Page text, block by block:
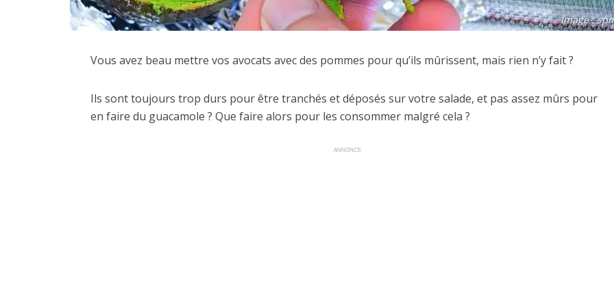
Image :
Vous avez beau mettre vos avocats avec des pommes pour qu’ils mûrissent, mais rien n’y fait ?
Ils sont toujours trop durs pour être tranchés et déposés sur votre salade, et pas assez mûrs pour
en faire du guacamole ? Que faire alors pour les consommer malgré cela ?
ANNONCE